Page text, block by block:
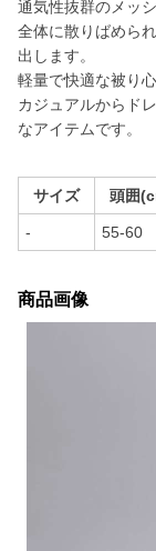
通気性抜群のメッ
全体に散りばめら
出します。
軽量で快適な被り
カジュアルからド
なアイテムです。
サイズ 頭囲
- 55-60
商品画像